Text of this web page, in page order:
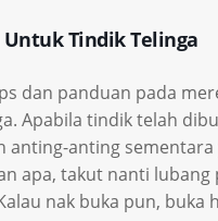
Untuk Tindik Telinga
dan panduan pada
Apabila tindik telah
anting-anting sementara
apa, takut nanti lubang
nak buka pun, buka